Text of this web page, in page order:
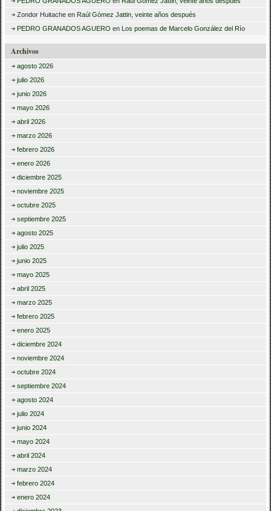
Zondor Huitache en Raúl Gómez Jattin, veinte años después
PEDRO GRANADOS AGUERO en Los poemas de Marcelo González del Río
Archivos
agosto 2026
julio 2026
junio 2026
mayo 2026
abril 2026
marzo 2026
febrero 2026
enero 2026
diciembre 2025
noviembre 2025
octubre 2025
septiembre 2025
agosto 2025
julio 2025
junio 2025
mayo 2025
abril 2025
marzo 2025
febrero 2025
enero 2025
diciembre 2024
noviembre 2024
octubre 2024
septiembre 2024
agosto 2024
julio 2024
junio 2024
mayo 2024
abril 2024
marzo 2024
febrero 2024
enero 2024